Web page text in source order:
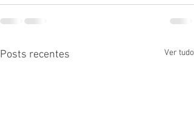
Posts recentes Ver tudo